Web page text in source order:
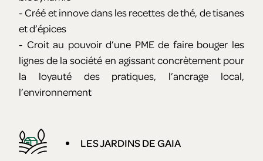
- Créé et innove dans les recettes de thé, de tisanes
et d’épices
- Croit au pouvoir d’une PME de faire bouger les
lignes de la société en agissant concrètement pour
la loyauté des pratiques, l’ancrage local,
l’environnement
LES JARDINS DE GAIA